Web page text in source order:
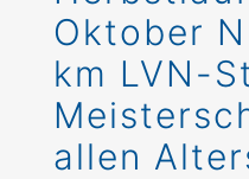
Oktober
km LVN-
allen